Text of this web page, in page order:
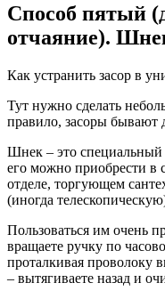
Способ пятый
отчаяние).
Как устранить засор в
Тут нужно сделать
правило, засоры бывают
Шнек – это специальный
его можно приобрести в
отделе, торгующем
(иногда
Пользоваться им очень
вращаете ручку по
проталкивая проволоку
– вытягиваете назад и